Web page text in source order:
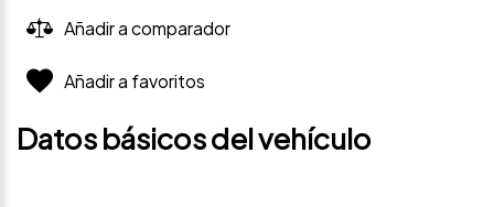
Añadir a comparador
Añadir a favoritos
Datos básicos del vehículo